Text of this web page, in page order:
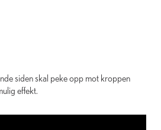
siden skal peke opp mot kroppen
effekt.